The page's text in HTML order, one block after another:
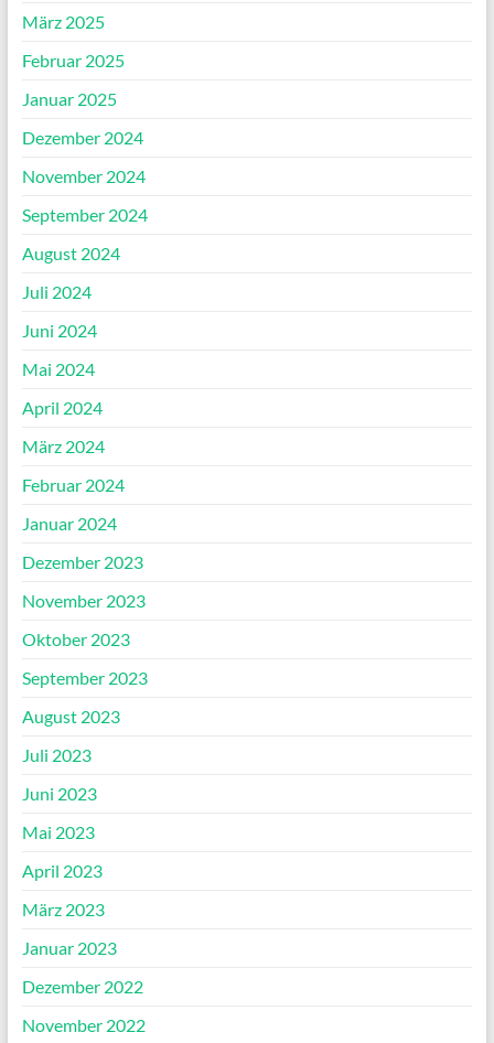
März 2025
Februar 2025
Januar 2025
Dezember 2024
November 2024
September 2024
August 2024
Juli 2024
Juni 2024
Mai 2024
April 2024
März 2024
Februar 2024
Januar 2024
Dezember 2023
November 2023
Oktober 2023
September 2023
August 2023
Juli 2023
Juni 2023
Mai 2023
April 2023
März 2023
Januar 2023
Dezember 2022
November 2022